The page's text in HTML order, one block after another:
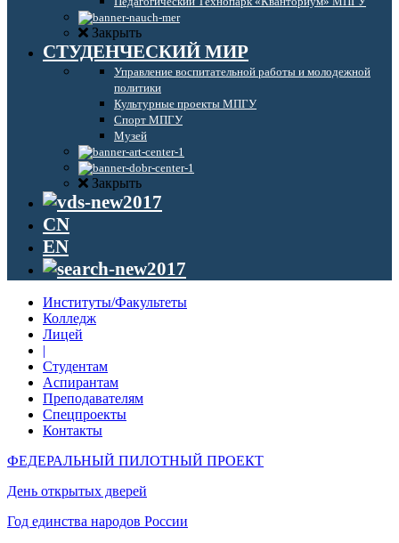
Закрыть
СТУДЕНЧЕСКИЙ МИР
Управление воспитательной работы и молодежной
политики
Культурные проекты МПГУ
Спорт МПГУ
Музей
Закрыть
CN
EN
Институты/Факультеты
Колледж
Лицей
|
Студентам
Аспирантам
Преподавателям
Спецпроекты
Контакты
ФЕДЕРАЛЬНЫЙ ПИЛОТНЫЙ ПРОЕКТ
День открытых дверей
Год единства народов России